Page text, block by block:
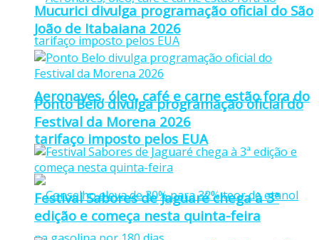
Aeronaves, óleo, café e carne estão fora do
tarifaço imposto pelos EUA
Mucurici divulga programação oficial do São
João de Itabaiana 2026
Ponto Belo divulga programação oficial do
Festival da Morena 2026
Festival Sabores de Jaguaré chega à 3ª
edição e começa nesta quinta-feira